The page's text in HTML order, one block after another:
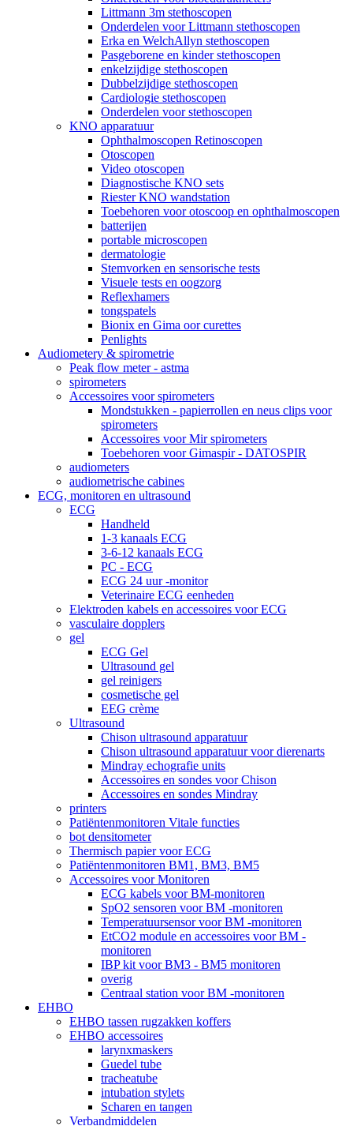
Littmann 3m stethoscopen
Onderdelen voor Littmann stethoscopen
Erka en WelchAllyn stethoscopen
Pasgeborene en kinder stethoscopen
enkelzijdige stethoscopen
Dubbelzijdige stethoscopen
Cardiologie stethoscopen
Onderdelen voor stethoscopen
KNO apparatuur
Ophthalmoscopen Retinoscopen
Otoscopen
Video otoscopen
Diagnostische KNO sets
Riester KNO wandstation
Toebehoren voor otoscoop en ophthalmoscopen
batterijen
portable microscopen
dermatologie
Stemvorken en sensorische tests
Visuele tests en oogzorg
Reflexhamers
tongspatels
Bionix en Gima oor curettes
Penlights
Audiometery & spirometrie
Peak flow meter - astma
spirometers
Accessoires voor spirometers
Mondstukken - papierrollen en neus clips voor
spirometers
Accessoires voor Mir spirometers
Toebehoren voor Gimaspir - DATOSPIR
audiometers
audiometrische cabines
ECG, monitoren en ultrasound
ECG
Handheld
1-3 kanaals ECG
3-6-12 kanaals ECG
PC - ECG
ECG 24 uur -monitor
Veterinaire ECG eenheden
Elektroden kabels en accessoires voor ECG
vasculaire dopplers
gel
ECG Gel
Ultrasound gel
gel reinigers
cosmetische gel
EEG crème
Ultrasound
Chison ultrasound apparatuur
Chison ultrasound apparatuur voor dierenarts
Mindray echografie units
Accessoires en sondes voor Chison
Accessoires en sondes Mindray
printers
Patiëntenmonitoren Vitale functies
bot densitometer
Thermisch papier voor ECG
Patiëntenmonitoren BM1, BM3, BM5
Accessoires voor Monitoren
ECG kabels voor BM-monitoren
SpO2 sensoren voor BM -monitoren
Temperatuursensor voor BM -monitoren
EtCO2 module en accessoires voor BM -
monitoren
IBP kit voor BM3 - BM5 monitoren
overig
Centraal station voor BM -monitoren
EHBO
EHBO tassen rugzakken koffers
EHBO accessoires
larynxmaskers
Guedel tube
tracheatube
intubation stylets
Scharen en tangen
Verbandmiddelen